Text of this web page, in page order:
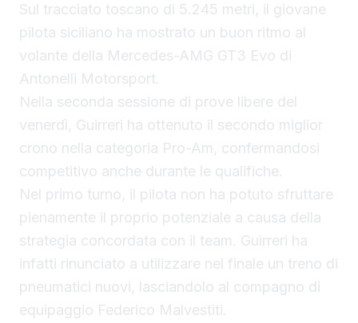
Sul tracciato toscano di 5.245 metri, il giovane
pilota siciliano ha mostrato un buon ritmo al
volante della Mercedes-AMG GT3 Evo di
Antonelli Motorsport.
Nella seconda sessione di prove libere del
venerdì, Guirreri ha ottenuto il secondo miglior
crono nella categoria Pro-Am, confermandosi
competitivo anche durante le qualifiche.
Nel primo turno, il pilota non ha potuto sfruttare
pienamente il proprio potenziale a causa della
strategia concordata con il team. Guirreri ha
infatti rinunciato a utilizzare nel finale un treno di
pneumatici nuovi, lasciandolo al compagno di
equipaggio Federico Malvestiti.